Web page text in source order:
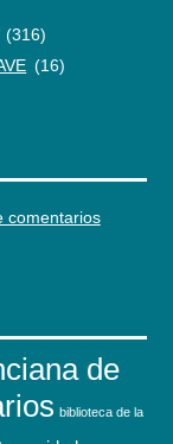
(316)
(16)
comentarios
de
biblioteca de la